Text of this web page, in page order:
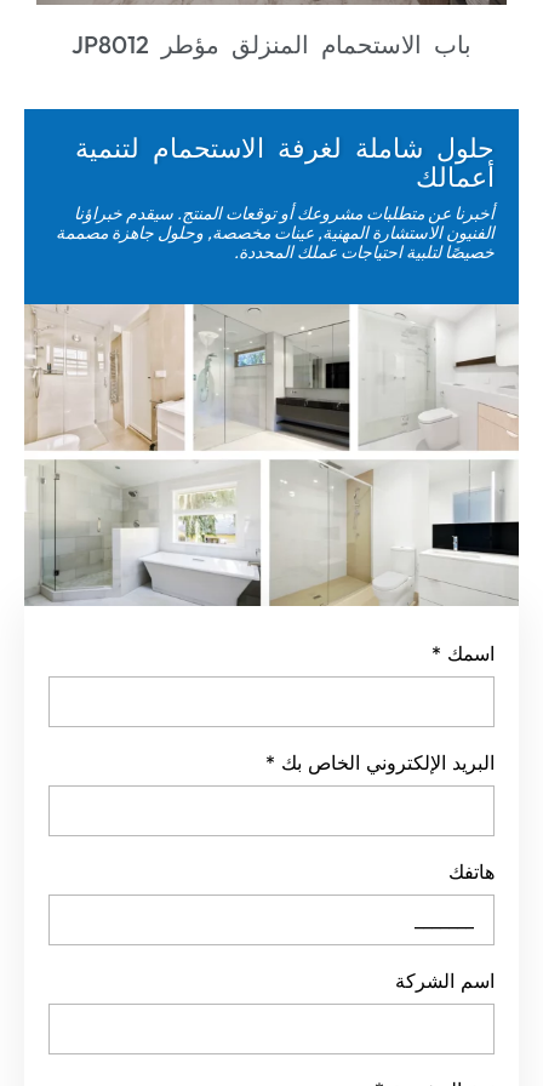
JK1923 حاوية دش المستطيل
شاملة لغرفة الاستحمام لتنمية
عن متطلبات مشروعك أو توقعات المنتج. سيقدم خبراؤنا
الاستشارة المهنية, عينات مخصصة, وحلول جاهزة مصممة
لتلبية احتياجات عملك المحددة.
الإلكتروني الخاص بك *